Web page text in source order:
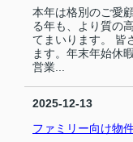
本年は格別のご愛
る年も、より質の
てまいります。 皆
ます。年末年始休
営業...
2025-12-13
ファミリー向け物